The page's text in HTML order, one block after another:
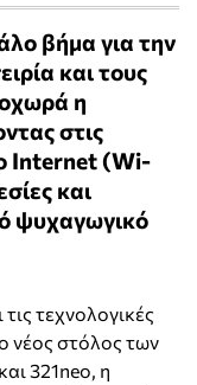
βήμα για την
και τους
η
στις
Internet (Wi-
και
ψυχαγωγικό
τεχνολογικές
νέος στόλος των
321neo, η